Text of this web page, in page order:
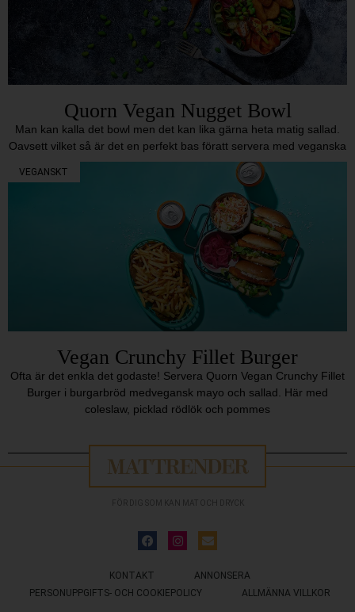
Quorn Vegan Nugget Bowl
Man kan kalla det bowl men det kan lika gärna heta matig sallad.
Oavsett vilket så är det en perfekt bas föratt servera med veganska
VEGANSKT
Vegan Crunchy Fillet Burger
Ofta är det enkla det godaste! Servera Quorn Vegan Crunchy Fillet
Burger i burgarbröd medvegansk mayo och sallad. Här med
coleslaw, picklad rödlök och pommes
FÖR DIG SOM KAN MAT OCH DRYCK
KONTAKT
ANNONSERA
PERSONUPPGIFTS- OCH COOKIEPOLICY
ALLMÄNNA VILLKOR